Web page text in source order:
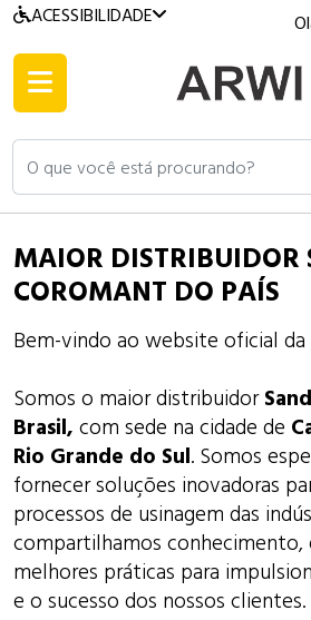
ACESSIBILIDADE
O que você está procurando?
MAIOR
COROMANT DO PAÍS
Bem-vindo ao website oficial da
Somos o maior distribuidor
Brasil, com sede na cidade de
Rio Grande do Sul. Somos
fornecer soluções inovadoras
processos de usinagem das
compartilhamos conhecimento,
melhores práticas para
e o sucesso dos nossos clientes.